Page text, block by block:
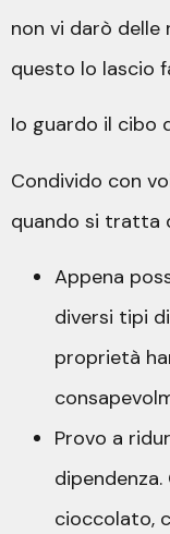
non vi darò
questo lo lascio
Io guardo il cibo
Condivido con
quando si tratta
Appena
diversi tipi
proprietà
Provo a
cioccolato,